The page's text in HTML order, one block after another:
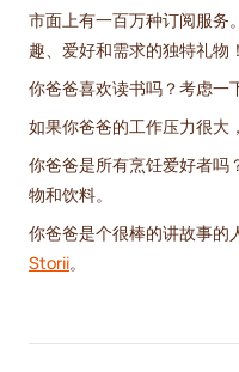
市面上有一百万种订阅服务
趣、爱好和需求的独特礼物！
你爸爸喜欢读书吗？考虑一
如果你爸爸的工作压力很大
你爸爸是所有烹饪爱好者吗
物和饮料。
你爸爸是个很棒的讲故事的
Storii。